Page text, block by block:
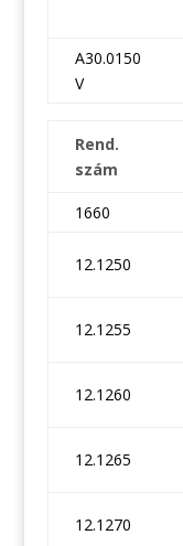
A30.0150
V
Rend.
szám
1660
12.1250
12.1255
12.1260
12.1265
12.1270